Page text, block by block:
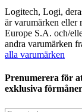
Logitech, Logi,
är varumärken eller
Europe S.A. och/
andra varumärken
alla varumärken
Prenumerera för
exklusiva